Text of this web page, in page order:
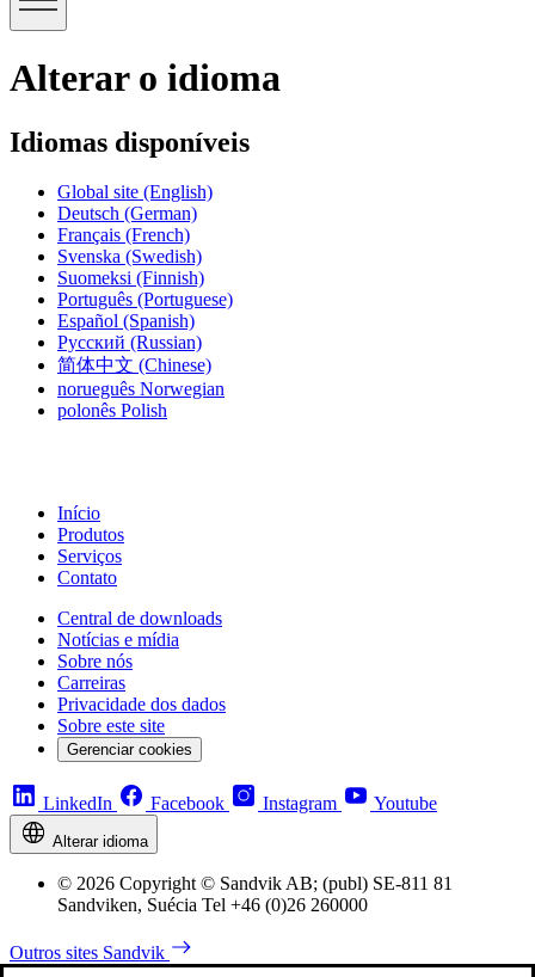
Alterar o idioma
Idiomas disponíveis
Global site (English)
Deutsch (German)
Français (French)
Svenska (Swedish)
Suomeksi (Finnish)
Português (Portuguese)
Español (Spanish)
Русский (Russian)
简体中文 (Chinese)
norueguês Norwegian
polonês Polish
Início
Produtos
Serviços
Contato
Central de downloads
Notícias e mídia
Sobre nós
Carreiras
Privacidade dos dados
Sobre este site
Gerenciar cookies
LinkedIn Facebook Instagram Youtube
Alterar idioma
© 2026 Copyright © Sandvik AB; (publ) SE-811 81
Sandviken, Suécia Tel +46 (0)26 260000
Outros sites Sandvik